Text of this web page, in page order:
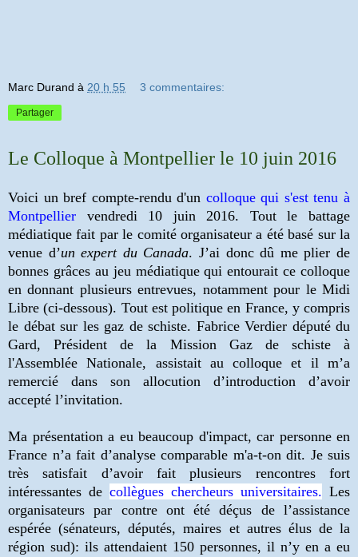
Marc Durand à 20 h 55 3 commentaires:
Partager
Le Colloque à Montpellier le 10 juin 2016
Voici un bref compte-rendu d'un colloque qui s'est tenu à
Montpellier vendredi 10 juin 2016. Tout le battage
médiatique fait par le comité organisateur a été basé sur la
venue d’un expert du Canada. J’ai donc dû me plier de
bonnes grâces au jeu médiatique qui entourait ce colloque
en donnant plusieurs entrevues, notamment pour le Midi
Libre (ci-dessous). Tout est politique en France, y compris
le débat sur les gaz de schiste. Fabrice Verdier député du
Gard, Président de la Mission Gaz de schiste à
l'Assemblée Nationale, assistait au colloque et il m’a
remercié dans son allocution d’introduction d’avoir
accepté l’invitation.
Ma présentation a eu beaucoup d'impact, car personne en
France n’a fait d’analyse comparable m'a-t-on dit. Je suis
très satisfait d’avoir fait plusieurs rencontres fort
intéressantes de collègues chercheurs universitaires. Les
organisateurs par contre ont été déçus de l’assistance
espérée (sénateurs, députés, maires et autres élus de la
région sud): ils attendaient 150 personnes, il n’y en a eu